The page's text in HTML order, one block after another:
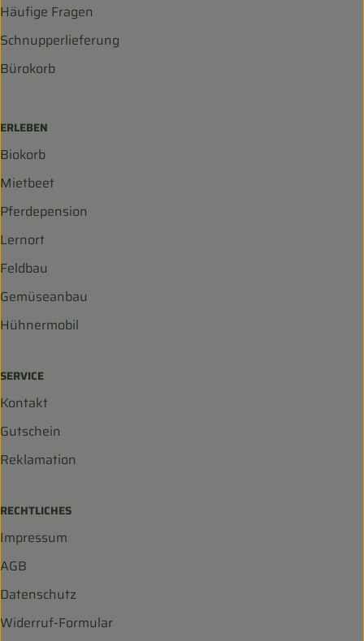
Häufige Fragen
Schnupperlieferung
Bürokorb
ERLEBEN
Biokorb
Mietbeet
Pferdepension
Lernort
Feldbau
Gemüseanbau
Hühnermobil
SERVICE
Kontakt
Gutschein
Reklamation
RECHTLICHES
Impressum
AGB
Datenschutz
Widerruf-Formular